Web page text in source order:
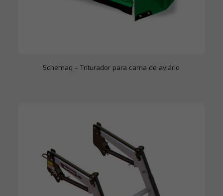
Schemaq – Triturador para cama de aviário
do site.
Estatísticas
Para que
possamos